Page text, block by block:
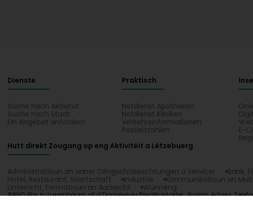
Dienste
Suche nach Aktivität
Suche nach Stadt
Ein Angebot anfordern
Praktisch
Notdienst Apotheken
Notdienst Kliniken
Verkehrsinformationen
Postleitzahlen
E-
Hutt direkt Zougang op eng Aktivitéit a Lëtzebuerg
Administratioun an aaner Déngschtleeschtungen a Servicer Bank,
Hotel, Restaurant, Wiertschaft
Industrie Kommunikatioun an
Unterricht, Formatioun an Aarbecht
Wunnéng
XIANG Wei zu Luxembourg, all d’Donnéeë vu Privatkontakter : Numm, Adress,